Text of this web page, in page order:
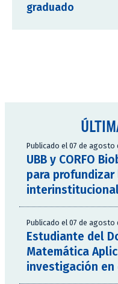
graduado
Publicado el 07 de agosto
UBB y CORFO
para
Publicado el 07 de agosto
Estudiante del
Matemática
investigación en